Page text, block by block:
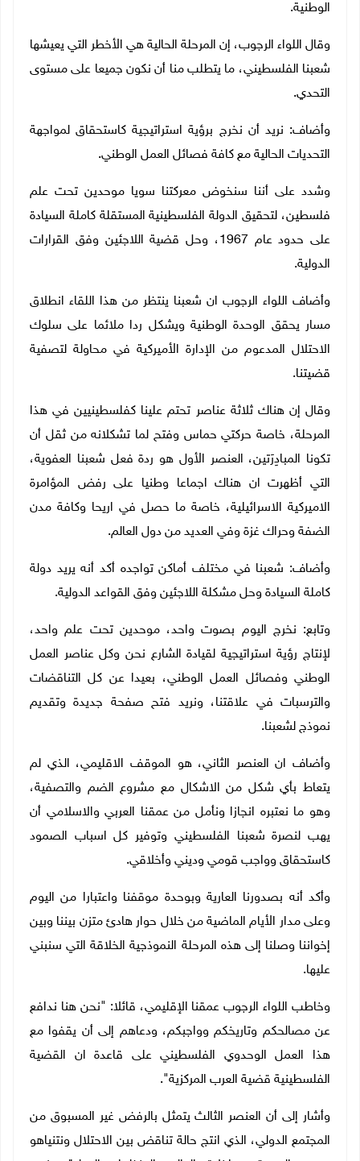
الوطنية.
وقال اللواء الرجوب، إن المرحلة الحالية هي الأخطر التي يعيشها
شعبنا الفلسطيني، ما يتطلب منا أن نكون جميعا على مستوى
التحدي.
وأضاف: نريد أن نخرج برؤية استراتيجية كاستحقاق لمواجهة
التحديات الحالية مع كافة فصائل العمل الوطني.
وشدد على أننا سنخوض معركتنا سويا موحدين تحت علم
فلسطين، لتحقيق الدولة الفلسطينية المستقلة كاملة السيادة
على حدود عام 1967، وحل قضية اللاجئين وفق القرارات
الدولية.
وأضاف اللواء الرجوب ان شعبنا ينتظر من هذا اللقاء انطلاق
مسار يحقق الوحدة الوطنية ويشكل ردا ملائما على سلوك
الاحتلال المدعوم من الإدارة الأميركية في محاولة لتصفية
قضيتنا.
وقال إن هناك ثلاثة عناصر تحتم علينا كفلسطينيين في هذا
المرحلة، خاصة حركتي حماس وفتح لما تشكلانه من ثقل أن
تكونا المبادِرَتين، العنصر الأول هو ردة فعل شعبنا العفوية،
التي أظهرت ان هناك اجماعا وطنيا على رفض المؤامرة
الاميركية الاسرائيلية، خاصة ما حصل في اريحا وكافة مدن
الضفة وحراك غزة وفي العديد من دول العالم.
وأضاف: شعبنا في مختلف أماكن تواجده أكد أنه يريد دولة
كاملة السيادة وحل مشكلة اللاجئين وفق القواعد الدولية.
وتابع: نخرج اليوم بصوت واحد، موحدين تحت علم واحد،
لإنتاج رؤية استراتيجية لقيادة الشارع نحن وكل عناصر العمل
الوطني وفصائل العمل الوطني، بعيدا عن كل التناقضات
والترسبات في علاقتنا، ونريد فتح صفحة جديدة وتقديم
نموذج لشعبنا.
وأضاف ان العنصر الثاني، هو الموقف الاقليمي، الذي لم
يتعاط بأي شكل من الاشكال مع مشروع الضم والتصفية،
وهو ما نعتبره انجازا ونأمل من عمقنا العربي والاسلامي أن
يهب لنصرة شعبنا الفلسطيني وتوفير كل اسباب الصمود
كاستحقاق وواجب قومي وديني وأخلاقي.
وأكد أنه بصدورنا العارية وبوحدة موقفنا واعتبارا من اليوم
وعلى مدار الأيام الماضية من خلال حوار هادئ متزن بيننا وبين
إخواننا وصلنا إلى هذه المرحلة النموذجية الخلاقة التي سنبني
عليها.
وخاطب اللواء الرجوب عمقنا الإقليمي، قائلا: "نحن هنا ندافع
عن مصالحكم وتاريخكم وواجبكم، ودعاهم إلى أن يقفوا مع
هذا العمل الوحدوي الفلسطيني على قاعدة ان القضية
الفلسطينية قضية العرب المركزية".
وأشار إلى أن العنصر الثالث يتمثل بالرفض غير المسبوق من
المجتمع الدولي، الذي انتج حالة تناقض بين الاحتلال ونتنياهو